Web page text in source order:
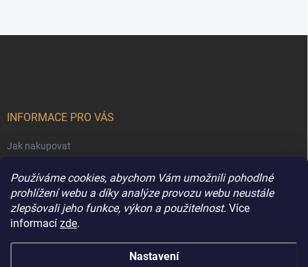
Používáme cookies, abychom Vám umožnili pohodlné
prohlížení webu a díky analýze provozu webu neustále
zlepšovali jeho funkce, výkon a použitelnost. Více
informací zde.
Nastavení
INFORMACE PRO VÁS
Jak nakupovat
Podmínky ochrany osobních údajů
Kontakty